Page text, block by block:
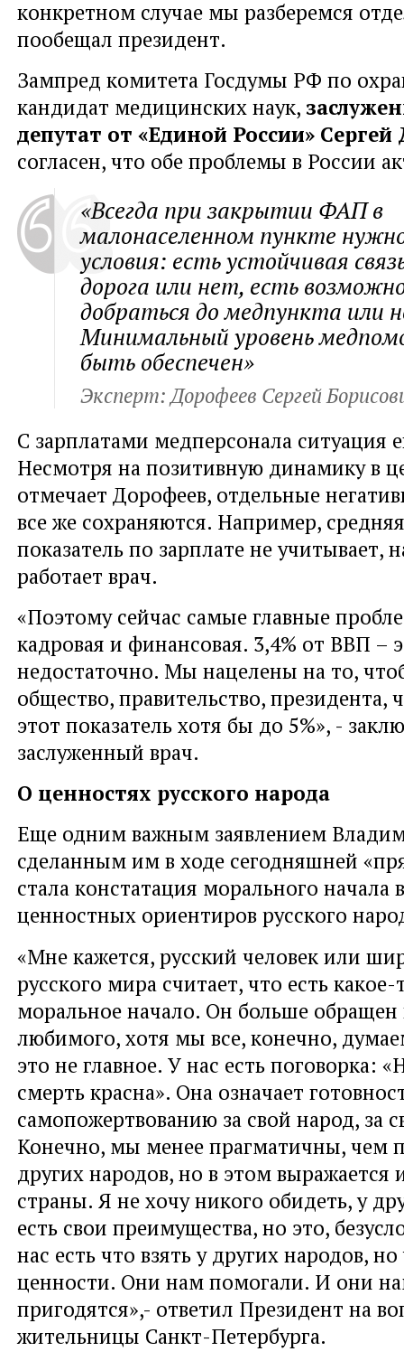
конкретном случае мы разберемся
пообещал президент.
Зампред комитета Госдумы РФ по
кандидат медицинских наук,
депутат от «Единой России»
согласен, что обе проблемы в России
«Всегда при закрытии ФАП в
малонаселенном пункте
условия: есть устойчивая
дорога или нет, есть
добраться до медпункта или
Минимальный уровень
быть обеспечен»
Эксперт: Дорофеев Сергей
С зарплатами медперсонала ситуация
Несмотря на позитивную динамику в
отмечает Дорофеев, отдельные
все же сохраняются. Например,
показатель по зарплате не учитывает,
работает врач.
«Поэтому сейчас самые главные
кадровая и финансовая. 3,4% от ВВП –
недостаточно. Мы нацелены на то,
общество, правительство, президента,
этот показатель хотя бы до 5%», -
заслуженный врач.
О ценностях русского народа
Еще одним важным заявлением
сделанным им в ходе сегодняшней
стала констатация морального начала
ценностных ориентиров русского
«Мне кажется, русский человек или
русского мира считает, что есть
моральное начало. Он больше обращен
любимого, хотя мы все, конечно,
это не главное. У нас есть поговорка:
смерть красна». Она означает
самопожертвованию за свой народ, за
Конечно, мы менее прагматичны, чем
других народов, но в этом выражается
страны. Я не хочу никого обидеть, у
есть свои преимущества, но это,
нас есть что взять у других народов, но
ценности. Они нам помогали. И они
пригодятся»,- ответил Президент на
жительницы Санкт-Петербурга.